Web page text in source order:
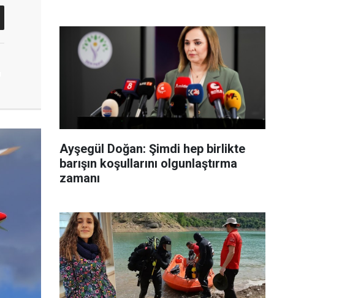
Ayşegül Doğan: Şimdi hep birlikte
barışın koşullarını olgunlaştırma
zamanı